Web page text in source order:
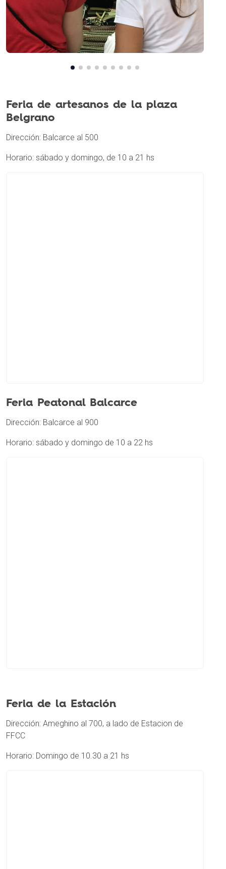
Feria de artesanos de la plaza
Belgrano
Dirección: Balcarce al 500
Horario: sábado y domingo, de 10 a 21 hs
Feria Peatonal Balcarce
Dirección: Balcarce al 900
Horario: sábado y domingo de 10 a 22 hs
Feria de la Estación
Dirección: Ameghino al 700, a lado de Estacion de
FFCC
Horario: Domingo de 10.30 a 21 hs